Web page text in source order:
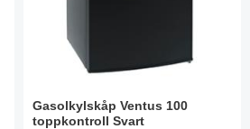
Gasolkylskåp Ventus 100
toppkontroll Svart